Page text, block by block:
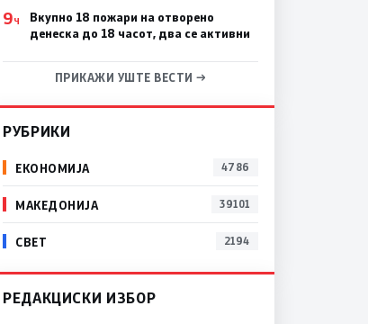
9Ч
Вкупно 18 пожари на отворено
денеска до 18 часот, два се активни
ПРИКАЖИ УШТЕ ВЕСТИ →
РУБРИКИ
ЕКОНОМИЈА 4786
МАКЕДОНИЈА 39101
СВЕТ 2194
РЕДАКЦИСКИ ИЗБОР